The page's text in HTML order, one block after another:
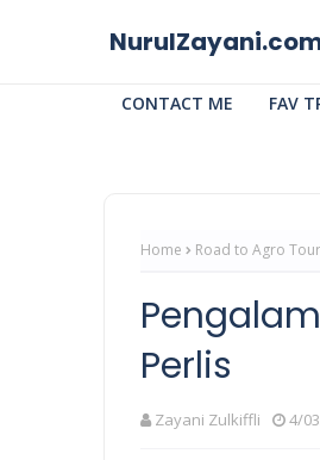
CONTACT ME FAV
Home Road to Agro
Perlis
Zayani Zulkiffli 4/